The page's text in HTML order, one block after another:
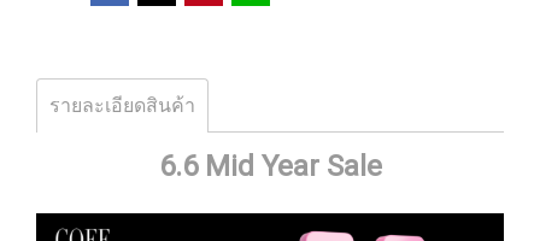
รายละเอียดสินค้า
6.6 Mid Year Sale